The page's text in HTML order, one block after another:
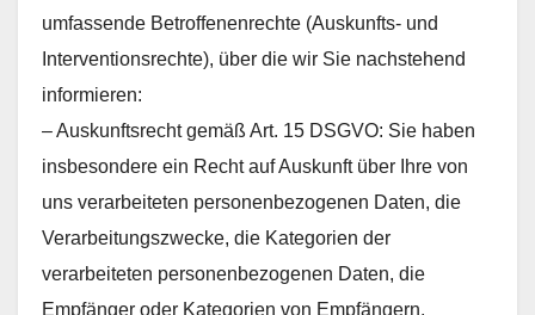
umfassende Betroffenenrechte (Auskunfts- und
Interventionsrechte), über die wir Sie nachstehend
informieren:
– Auskunftsrecht gemäß Art. 15 DSGVO: Sie haben
insbesondere ein Recht auf Auskunft über Ihre von
uns verarbeiteten personenbezogenen Daten, die
Verarbeitungszwecke, die Kategorien der
verarbeiteten personenbezogenen Daten, die
Empfänger oder Kategorien von Empfängern,